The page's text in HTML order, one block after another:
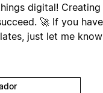
digital! Creating
🚀 If you have
just let me